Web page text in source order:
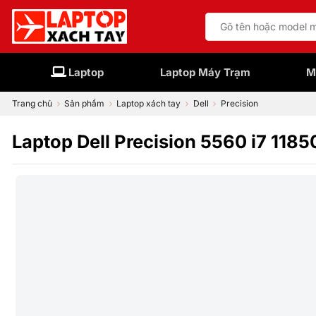
Bỏ
qua
nội
dung
Tìm
kiếm:
Laptop Laptop Máy Trạm
Trang chủ Sản phẩm Laptop xách tay Dell Precision
Laptop Dell Precision 5560 i7